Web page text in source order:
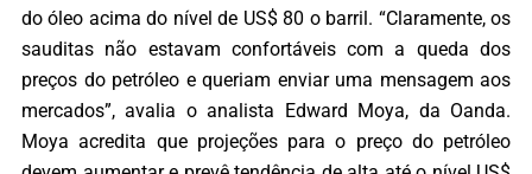
do óleo acima do nível de US$ 80 o barril. “Claramente, os
sauditas não estavam confortáveis com a queda dos
preços do petróleo e queriam enviar uma mensagem aos
mercados”, avalia o analista Edward Moya, da Oanda.
Moya acredita que projeções para o preço do petróleo